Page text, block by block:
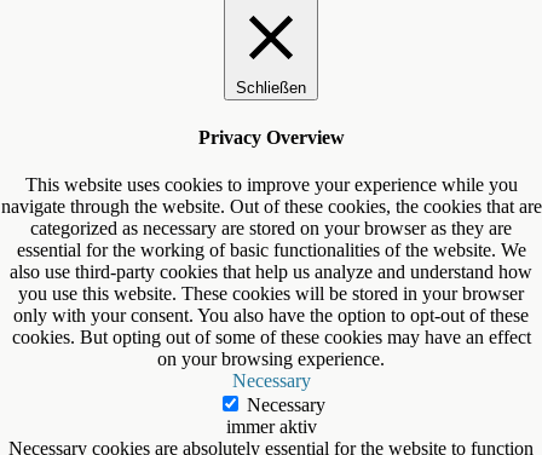
Schließen
Privacy Overview
This website uses cookies to improve your experience while you
navigate through the website. Out of these cookies, the cookies that are
categorized as necessary are stored on your browser as they are
essential for the working of basic functionalities of the website. We
also use third-party cookies that help us analyze and understand how
you use this website. These cookies will be stored in your browser
only with your consent. You also have the option to opt-out of these
cookies. But opting out of some of these cookies may have an effect
on your browsing experience.
Necessary
Necessary
immer aktiv
Necessary cookies are absolutely essential for the website to function